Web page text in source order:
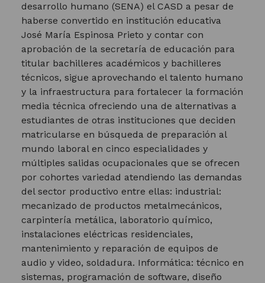
desarrollo humano (SENA) el CASD a pesar de
haberse convertido en institución educativa
José María Espinosa Prieto y contar con
aprobación de la secretaría de educación para
titular bachilleres académicos y bachilleres
técnicos, sigue aprovechando el talento humano
y la infraestructura para fortalecer la formación
media técnica ofreciendo una de alternativas a
estudiantes de otras instituciones que deciden
matricularse en búsqueda de preparación al
mundo laboral en cinco especialidades y
múltiples salidas ocupacionales que se ofrecen
por cohortes variedad atendiendo las demandas
del sector productivo entre ellas: industrial:
mecanizado de productos metalmecánicos,
carpintería metálica, laboratorio químico,
instalaciones eléctricas residenciales,
mantenimiento y reparación de equipos de
audio y video, soldadura. Informática: técnico en
sistemas, programación de software, diseño